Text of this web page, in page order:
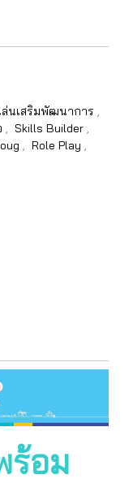
ล่นเสริมพัฒนาการ ,
, Skills Builder ,
, Role Play ,
ร้อม